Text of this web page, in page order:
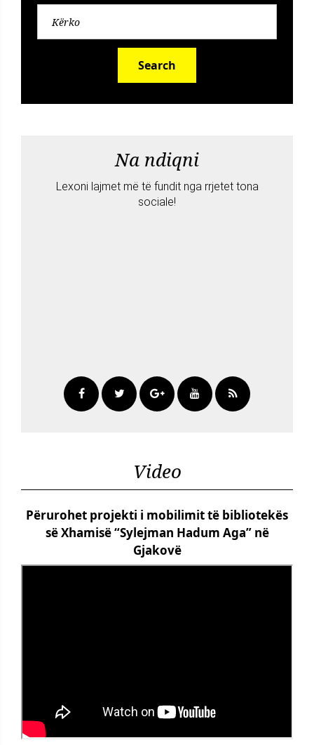
Search
Na ndiqni
Lexoni lajmet më të fundit nga rrjetet tona
sociale!
Video
Përurohet projekti i mobilimit të bibliotekës
së Xhamisë “Sylejman Hadum Aga” në
Gjakovë